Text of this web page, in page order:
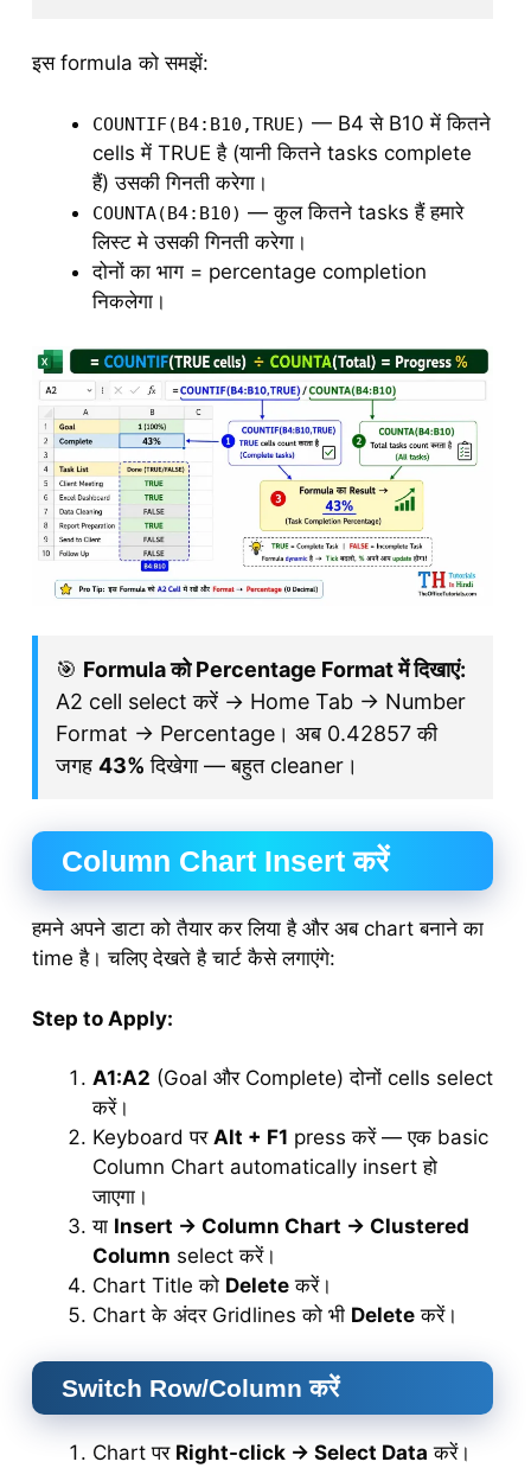
इस formula को समझें:
COUNTIF(B4:B10,TRUE) — B4 से B10 में कितने
cells में TRUE है (यानी कितने tasks complete
हैं) उसकी गिनती करेगा।
COUNTA(B4:B10) — कुल कितने tasks हैं हमारे
लिस्ट मे उसकी गिनती करेगा।
दोनों का भाग = percentage completion
निकलेगा।
🎯 Formula को Percentage Format में दिखाएं:
A2 cell select करें → Home Tab → Number
Format → Percentage। अब 0.42857 की
जगह 43% दिखेगा — बहुत cleaner।
Column Chart Insert करें
हमने अपने डाटा को तैयार कर लिया है और अब chart बनाने का
time है। चलिए देखते है चार्ट कैसे लगाएंगे:
Step to Apply:
A1:A2 (Goal और Complete) दोनों cells select
करें।
Keyboard पर Alt + F1 press करें — एक basic
Column Chart automatically insert हो
जाएगा।
या Insert → Column Chart → Clustered
Column select करें।
Chart Title को Delete करें।
Chart के अंदर Gridlines को भी Delete करें।
Switch Row/Column करें
Chart पर Right-click → Select Data करें।